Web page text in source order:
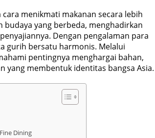
menikmati makanan secara lebih
budaya yang berbeda, menghadirkan
Dengan pengalaman para
gurih bersatu harmonis. Melalui
pentingnya menghargai bahan,
yang membentuk identitas bangsa Asia.
Dining